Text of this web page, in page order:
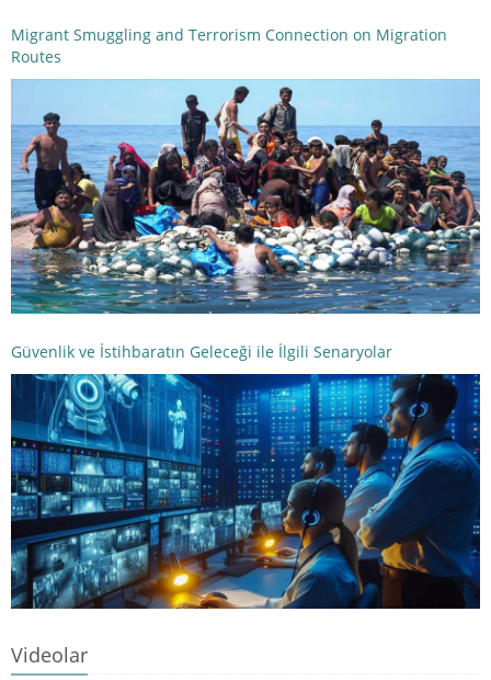
Migrant Smuggling and Terrorism Connection on Migration
Routes
Güvenlik ve İstihbaratın Geleceği ile İlgili Senaryolar
Videolar